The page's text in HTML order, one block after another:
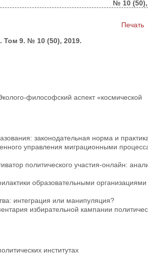
Искать...
№ 10 (50),
Печать
Том 9. № 10 (50), 2019.
философский аспект «космической
законодательная норма и
управления миграционными
политического участия-онлайн:
образовательными организациями
интеграция или манипуляция?
избирательной кампании
институтах